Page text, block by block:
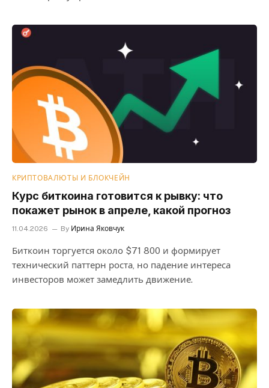
КРИПТОВАЛЮТЫ И БЛОКЧЕЙН
Курс биткоина готовится к рывку: что
покажет рынок в апреле, какой прогноз
11.04.2026 By Ирина Яковчук
Биткоин торгуется около $71 800 и формирует
технический паттерн роста, но падение интереса
инвесторов может замедлить движение.